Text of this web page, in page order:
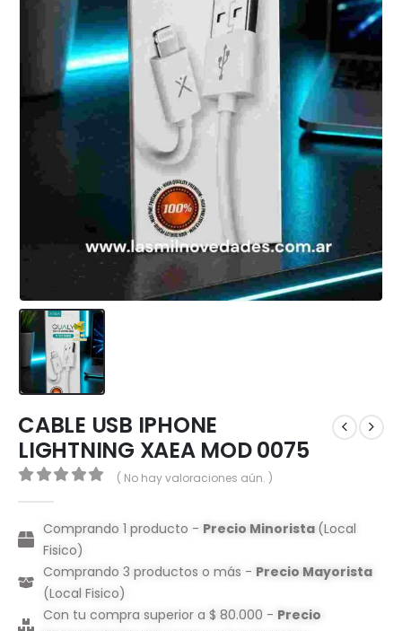
CABLE USB IPHONE
LIGHTNING XAEA MOD 0075
( No hay valoraciones aún. )
Comprando 1 producto - Precio Minorista (Local
Fisico)
Comprando 3 productos o más - Precio Mayorista
(Local Fisico)
Con tu compra superior a $ 80.000 - Precio